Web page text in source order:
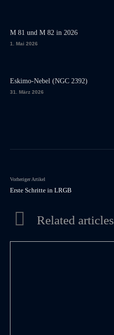
M 81 und M 82 in 2026
1. Mai 2026
Eskimo-Nebel (NGC 2392)
31. März 2026
Vorheriger Artikel
Erste Schritte in LRGB
Related articles